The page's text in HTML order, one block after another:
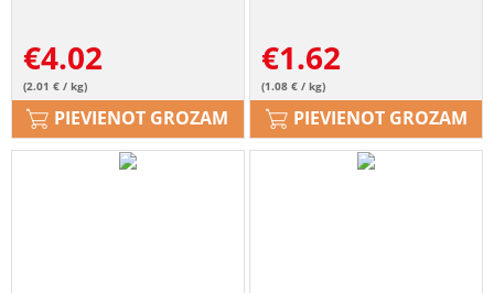
€4.02
(2.01 € / kg)
PIEVIENOT GROZAM
€1.62
(1.08 € / kg)
PIEVIENOT GROZAM